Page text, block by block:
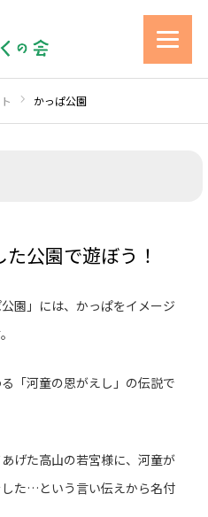
かっぱ公園
公園で遊ぼう！
園」には、かっぱをイメージ
「河童の恩がえし」の伝説で
げた高山の若宮様に、河童が
た…という言い伝えから名付